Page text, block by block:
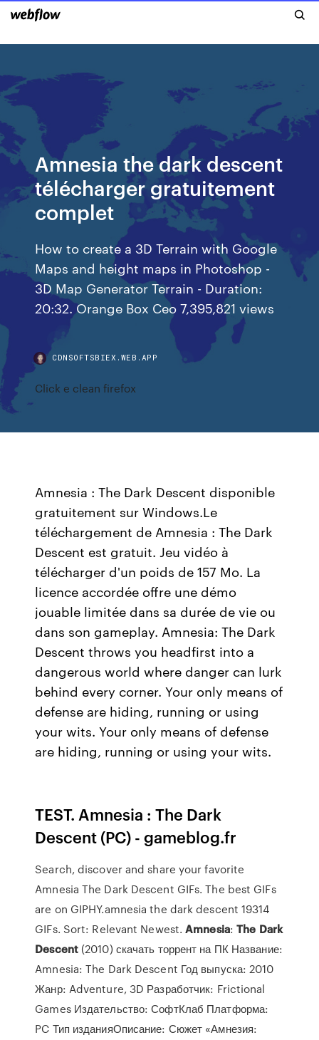
Amnesia the dark descent
télécharger gratuitement
complet
How to create a 3D Terrain with Google
Maps and height maps in Photoshop -
3D Map Generator Terrain - Duration:
20:32. Orange Box Ceo 7,395,821 views
CDNSOFTSBIEX.WEB.APP
Click e clean firefox
Amnesia : The Dark Descent disponible
gratuitement sur Windows.Le
téléchargement de Amnesia : The Dark
Descent est gratuit. Jeu vidéo à
télécharger d'un poids de 157 Mo. La
licence accordée offre une démo
jouable limitée dans sa durée de vie ou
dans son gameplay. Amnesia: The Dark
Descent throws you headfirst into a
dangerous world where danger can lurk
behind every corner. Your only means of
defense are hiding, running or using
your wits. Your only means of defense
are hiding, running or using your wits.
TEST. Amnesia : The Dark
Descent (PC) - gameblog.fr
Search, discover and share your favorite
Amnesia The Dark Descent GIFs. The best GIFs
are on GIPHY.amnesia the dark descent 19314
GIFs. Sort: Relevant Newest.Amnesia:The Dark
Descent(2010) скачать торрент на ПК Название:
Amnesia: The Dark Descent Год выпуска: 2010
Жанр: Adventure, 3D Разработчик: Frictional
Games Издательство: СофтКлаб Платформа:
PC Тип изданияОписание: Сюжет «Амнезия: